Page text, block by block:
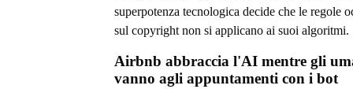
superpotenza tecnologica decide che le regole
sul copyright non si applicano ai suoi algoritmi.
Airbnb abbraccia l'AI mentre gli
vanno agli appuntamenti con i bot